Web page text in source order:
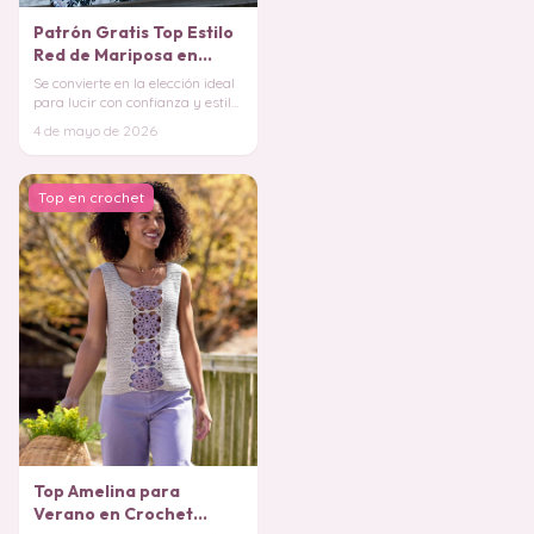
Patrón Gratis Top Estilo
Red de Mariposa en
Crochet
Se convierte en la elección ideal
para lucir con confianza y estilo
DESCARGAB
4 de mayo de 2026
Top en crochet
Top Amelina para
Verano en Crochet